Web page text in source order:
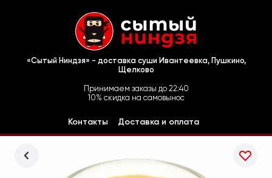
«Сытый Ниндзя» - доставка суши Ивантеевка, Пушкино,
Щелково
Принимаем заказы до 22:40
10% скидка на самовынос
Контакты Доставка и оплата